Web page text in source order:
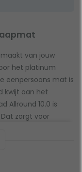
van jouw
het platinum
eenpersoons mat is
kwijt aan het
Allround 10.0 is
zorgt voor
wil zeggen dat